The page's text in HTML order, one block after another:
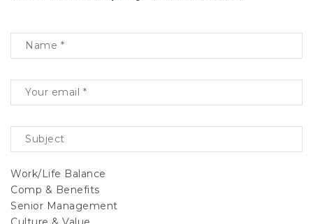
Work/Life Balance
Comp & Benefits
Senior Management